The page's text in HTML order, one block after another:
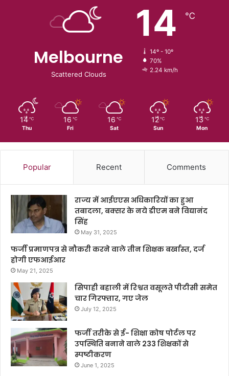
Melbourne
Scattered Clouds
14 ℃
14º - 10º
70%
2.24 km/h
14 ℃
Thu
16 ℃
Fri
16 ℃
Sat
12 ℃
Sun
13 ℃
Mon
Popular Recent Comments
राज्य में आईएएस अधिकारियों का हुआ
तबादला, बक्सर के नये डीएम बने विद्यानंद
सिंह
May 31, 2025
फर्जी प्रमाणपत्र से नौकरी करने वाले तीन शिक्षक बर्खास्त, दर्ज
होगी एफआईआर
May 21, 2025
सिपाही बहाली में रिश्वत वसूलते पीटीसी समेत
चार गिरफ्तार, गए जेल
July 12, 2025
फर्जी तरीके से ई- शिक्षा कोष पोर्टल पर
उपस्थिति बनाने वाले 233 शिक्षकों से
स्पष्टीकरण
June 1, 2025